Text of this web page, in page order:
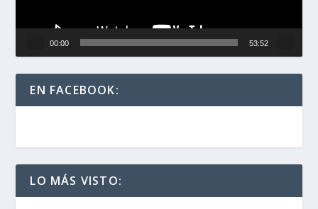
00:00 53:52
EN FACEBOOK:
LO MÁS VISTO: